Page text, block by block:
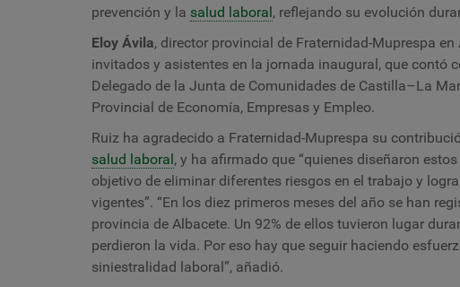
prevención y la salud laboral, reflejando su evolución
Eloy Ávila, director provincial de Fraternidad-Muprespa
invitados y asistentes en la jornada inaugural, que contó
Delegado de la Junta de Comunidades de Castilla–La
Provincial de Economía, Empresas y Empleo.
Ruiz ha agradecido a Fraternidad-Muprespa su
salud laboral, y ha afirmado que “quienes diseñaron
objetivo de eliminar diferentes riesgos en el trabajo y
vigentes”. “En los diez primeros meses del año se han
provincia de Albacete. Un 92% de ellos tuvieron lugar
perdieron la vida. Por eso hay que seguir haciendo
siniestralidad laboral”, añadió.